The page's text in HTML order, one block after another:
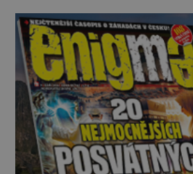
prokázány sklony k impulzivní